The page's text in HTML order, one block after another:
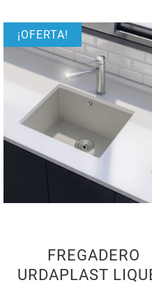
¡OFERTA!
FREGADERO
URDAPLAST